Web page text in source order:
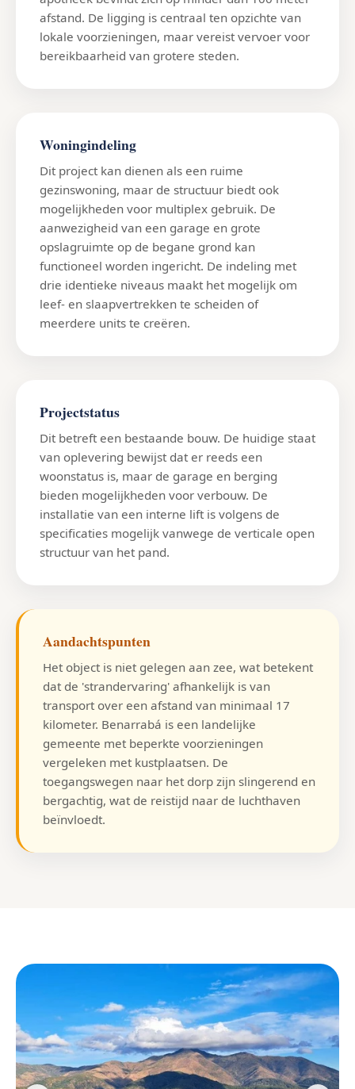
afstand. De ligging is centraal ten opzichte van
lokale voorzieningen, maar vereist vervoer voor
bereikbaarheid van grotere steden.
Woningindeling
Dit project kan dienen als een ruime
gezinswoning, maar de structuur biedt ook
mogelijkheden voor multiplex gebruik. De
aanwezigheid van een garage en grote
opslagruimte op de begane grond kan
functioneel worden ingericht. De indeling met
drie identieke niveaus maakt het mogelijk om
leef- en slaapvertrekken te scheiden of
meerdere units te creëren.
Projectstatus
Dit betreft een bestaande bouw. De huidige staat
van oplevering bewijst dat er reeds een
woonstatus is, maar de garage en berging
bieden mogelijkheden voor verbouw. De
installatie van een interne lift is volgens de
specificaties mogelijk vanwege de verticale open
structuur van het pand.
Aandachtspunten
Het object is niet gelegen aan zee, wat betekent
dat de 'strandervaring' afhankelijk is van
transport over een afstand van minimaal 17
kilometer. Benarrabá is een landelijke
gemeente met beperkte voorzieningen
vergeleken met kustplaatsen. De
toegangswegen naar het dorp zijn slingerend en
bergachtig, wat de reistijd naar de luchthaven
beïnvloedt.